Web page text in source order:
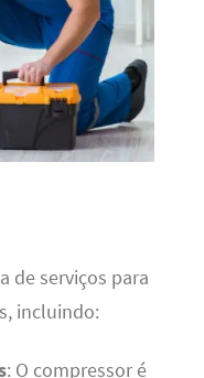
de serviços para
incluindo:
: O compressor é